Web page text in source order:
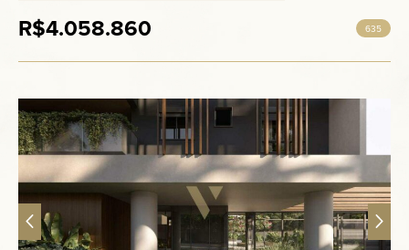
R$4.058.860 635